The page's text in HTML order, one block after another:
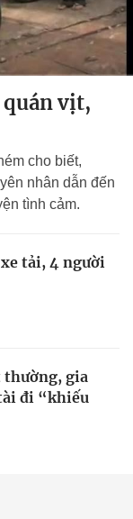
vịt,
cho biết,
nhân dẫn đến
tình cảm.
tải, 4 người
thường, gia
đi “khiếu